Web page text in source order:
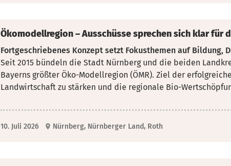
Ökomodellregion – Ausschüsse sprechen sich klar für
Fortgeschriebenes Konzept setzt Fokusthemen auf Bildung,
Seit 2015 bündeln die Stadt Nürnberg und die beiden
Bayerns größter Öko-Modellregion (ÖMR). Ziel der
Landwirtschaft zu stärken und die regionale Bio-
10. Juli 2026 Nürnberg, Nürnberger Land, Roth